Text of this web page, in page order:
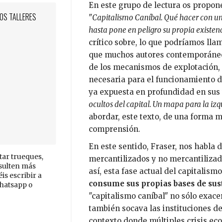
TALLERES
trueques,
más
escribir a
o
En este grupo de lectura os
"Capitalismo Caníbal. Qué hacer con
hasta pone en peligro su propia
crítico sobre, lo que podríamos
que muchos autores
de los mecanismos de
necesaria para el funcionamiento
ya expuesta en profundidad en
ocultos del capital. Un mapa para la
abordar, este texto, de una forma
comprensión.
En este sentido, Fraser, nos habla
mercantilizados y no
así, esta fase actual del
consume sus propias bases de
"capitalismo caníbal" no sólo
también socava las instituciones